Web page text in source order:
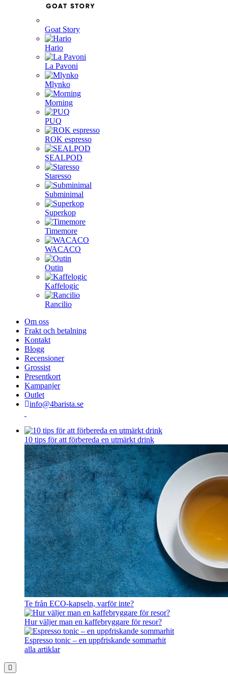
Goat Story
Hario
La Pavoni
Mlynko
Morning
PUQ
ROK espresso
SEALPOD
Staresso
Subminimal
Superkop
Timemore
WACACO
Outin
Kaffelogic
Rancilio
Om oss
Frakt och betalning
Kontakt
Blogg
Recensioner
Grossist
Presentkort
Kampanjer
Outlet
info@4barista.se
10 tips för att förbereda en utmärkt drink
Te från ECO-kapseln, varför inte?
Hur väljer man en kaffebryggare för resor?
Espresso tonic – en uppfriskande sommarhit
alla artiklar